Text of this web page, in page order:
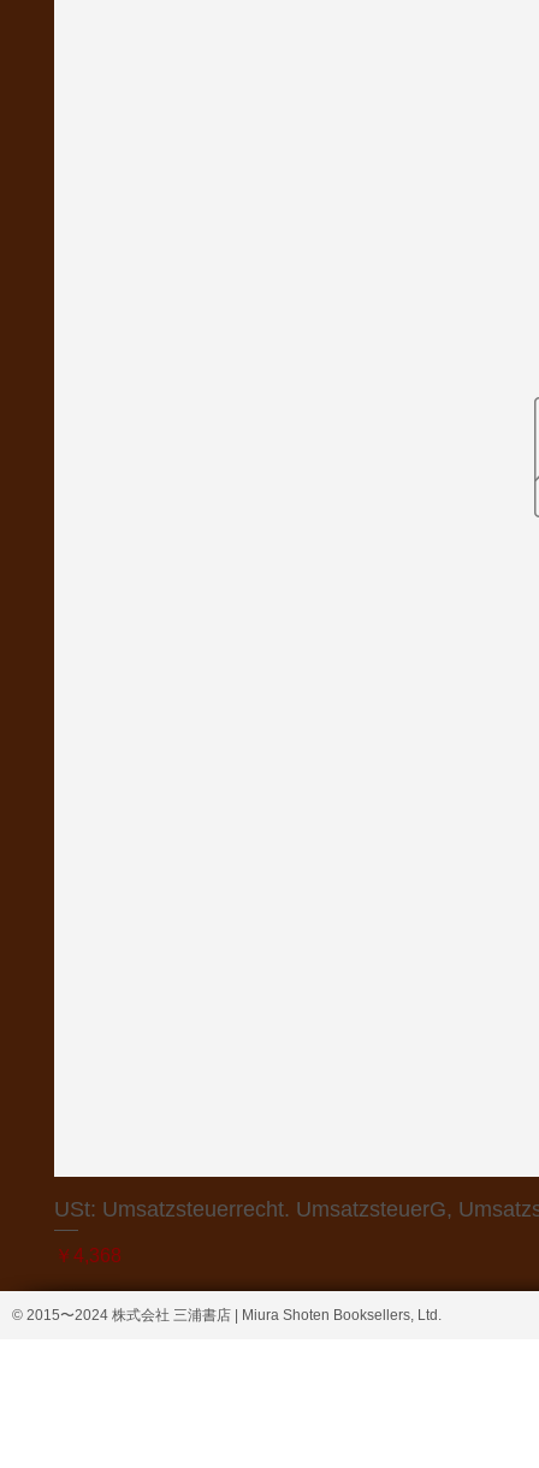
USt: Umsatzsteuerrecht. UmsatzsteuerG,
価格
￥4,368
© 2015〜2024 株式会社 三浦書店 | Miura Shoten Booksellers, Ltd.